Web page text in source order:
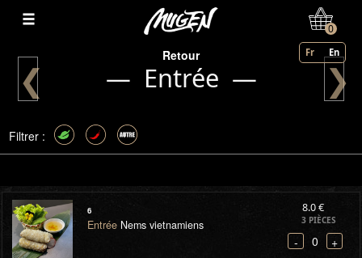
Mon Compte
0
Fr En
Retour
— Entrée —
❮ ❯
Filtrer :
6
EntréeNems vietnamiens
8.0 €
3 PIÈCES
- 0 +